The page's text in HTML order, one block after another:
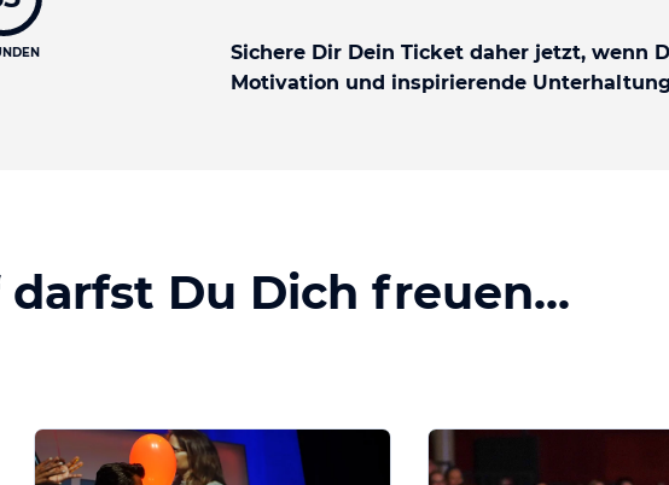
Sichere Dir Dein Ticket daher jetzt, wenn
Motivation und inspirierende
darfst Du Dich freuen...